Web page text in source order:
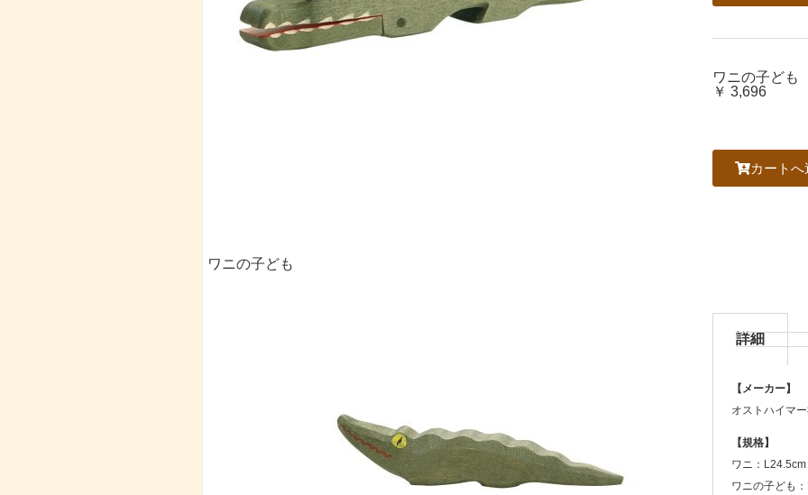
ワニの子ども
ワニの子ども
￥ 3,696
カートへ
詳細
【メーカー】
オストハイマ
【規格】
ワニ：L24.5cm
ワニの子ども